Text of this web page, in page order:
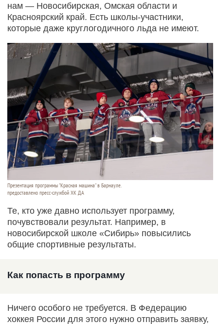
нам — Новосибирская, Омская области и
Красноярский край. Есть школы-участники,
которые даже круглогодичного льда не имеют.
Презентация программы "Красная машина" в Барнауле.
предоставлено пресс-службой ХК ДА
Те, кто уже давно использует программу,
почувствовали результат. Например, в
новосибирской школе «Сибирь» повысились
общие спортивные результаты.
Как попасть в программу
Ничего особого не требуется. В Федерацию
хоккея России для этого нужно отправить заявку,